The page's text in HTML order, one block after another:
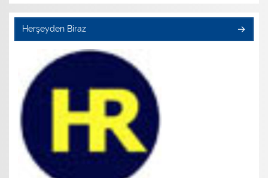
Herşeyden Biraz